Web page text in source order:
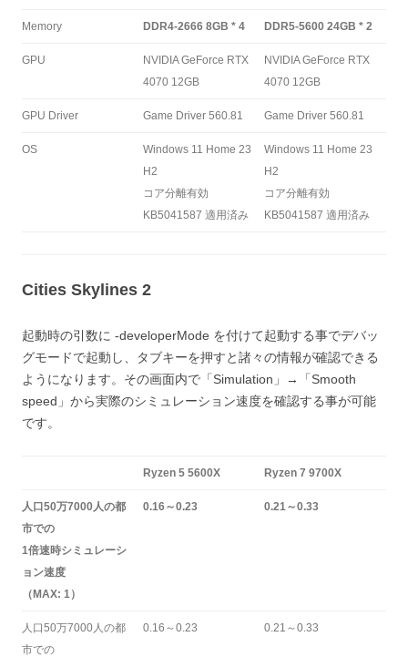
Memory DDR4-2666 8GB * 4 DDR5-5600 24GB * 2
GPU
NVIDIA GeForce RTX
4070 12GB
NVIDIA GeForce RTX
4070 12GB
GPU Driver Game Driver 560.81 Game Driver 560.81
OS
Windows 11 Home 23
H2
コア分離有効
KB5041587 適用済み
Windows 11 Home 23
H2
コア分離有効
KB5041587 適用済み
Cities Skylines 2
起動時の引数に -developerMode を付けて起動する事でデバッ
グモードで起動し、タブキーを押すと諸々の情報が確認できる
ようになります。その画面内で「Simulation」→「Smooth
speed」から実際のシミュレーション速度を確認する事が可能
です。
Ryzen 5 5600X Ryzen 7 9700X
人口50万7000人の都
市での
1倍速時シミュレーシ
ョン速度
（MAX: 1）
0.16～0.23 0.21～0.33
人口50万7000人の都
市での
0.16～0.23 0.21～0.33